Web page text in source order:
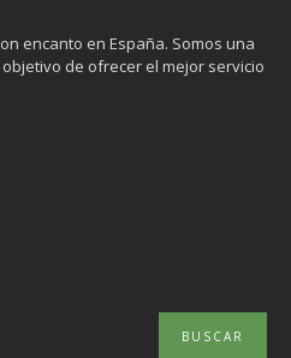
encanto en España. Somos una
de ofrecer el mejor servicio